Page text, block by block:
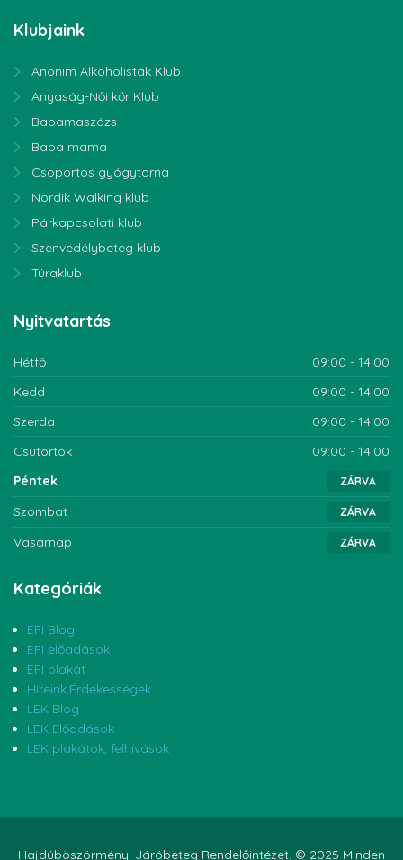
Klubjaink
Anonim Alkoholisták Klub
Anyaság-Női kőr Klub
Babamaszázs
Baba mama
Csoportos gyógytorna
Nordik Walking klub
Párkapcsolati klub
Szenvedélybeteg klub
Túraklub
Nyitvatartás
Hétfő
09:00 - 14:00
Kedd
09:00 - 14:00
Szerda
09:00 - 14:00
Csütörtök
09:00 - 14:00
Péntek
ZÁRVA
Szombat ZÁRVA
Vasárnap ZÁRVA
Kategóriák
EFI Blog
EFI előadások
EFI plakát
Híreink,Érdekességek
LEK Blog
LEK Előadások
LEK plakátok, felhívások
Hajdúböszörményi Járóbeteg Rendelőintézet. © 2025 Minden